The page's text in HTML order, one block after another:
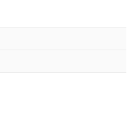
タル酸エステル類４
在することから備考